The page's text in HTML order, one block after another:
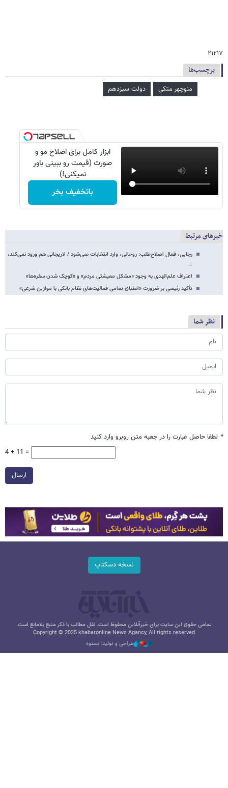
۲۱۲۱۷
برچسب‌ها
منوچهر متکی دولت سیزدهم
ابزار کامل برای اصلاح مو و
صورت (قیمت رو ببینی باور
نمیکنی!)
باتخفیف بخر
خبرهای مرتبط
رجایی، فعال اصلاح‌طلب: روحانی، وارد انتخابات نمی‌شود / لاریجانی هم ورود نمی‌کند،
…
اعتراف علم‌الهدی به وجود «مشکل معیشتی مردم» و «کوچک شدن سفره‌ها»
تأکید رئیسی بر ضرورت «انطباق تمامی فعالیت‌های نظام بانکی با موازین شرعی»
نظر شما
* لطفا حاصل عبارت را در جعبه متن روبرو وارد کنید
4 + 11 =
ارسال
نسخه دسکتاپ
تمامی حقوق این سایت برای خبرآنلاین محفوظ است. نقل مطالب با ذکر منبع بلامانع است.
Copyright © 2025 khabaronline News Agancy, All rights reserved
طراحی و تولید: نستوه